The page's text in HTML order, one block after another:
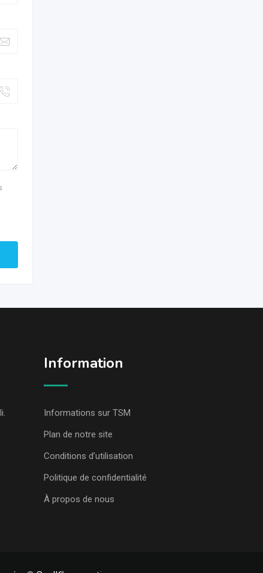
Information
Informations sur TSM
Plan de notre site
Conditions d’utilisation
Politique de confidentialité
À propos de nous